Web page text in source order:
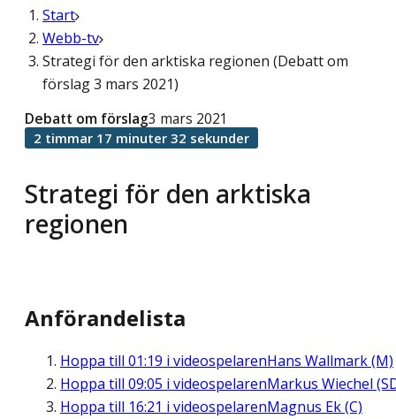
Start
Webb-tv
Strategi för den arktiska regionen (Debatt om
förslag 3 mars 2021)
Strategi för den arktiska
regionen
Debatt om förslag3 mars 2021
2 timmar 17 minuter 32 sekunder
Anförandelista
Hoppa till 01:19 i videospelarenHans Wallmark (M)
Hoppa till 09:05 i videospelarenMarkus Wiechel
Hoppa till 16:21 i videospelarenMagnus Ek (C)